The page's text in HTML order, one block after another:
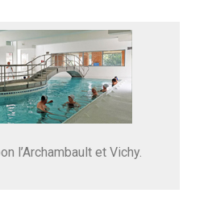
l’Archambault et Vichy.